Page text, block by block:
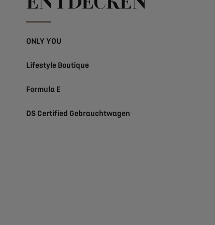
ONLY YOU
Lifestyle Boutique
Formula E
DS Certified Gebrauchtwagen